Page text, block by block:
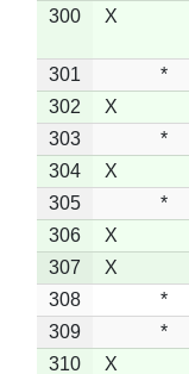
300 X
301 *
302
X
303
*
304
X
305
*
306
X
307
X
308
*
309
*
310
X